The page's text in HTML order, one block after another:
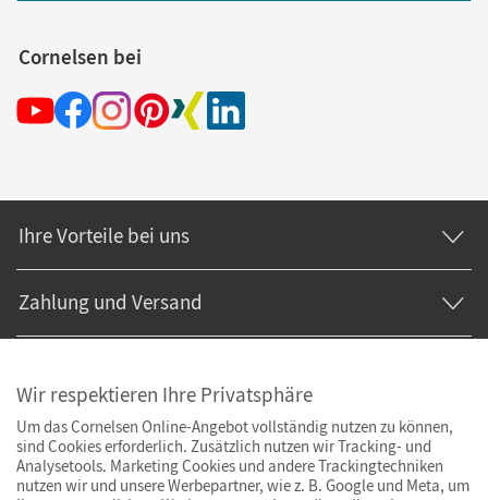
Cornelsen bei
Ihre Vorteile bei uns
Zahlung und Versand
Wir respektieren Ihre Privatsphäre
Um das Cornelsen Online-Angebot vollständig nutzen zu können,
sind Cookies erforderlich. Zusätzlich nutzen wir Tracking- und
Analysetools. Marketing Cookies und andere Trackingtechniken
nutzen wir und unsere Werbepartner, wie z. B. Google und Meta, um